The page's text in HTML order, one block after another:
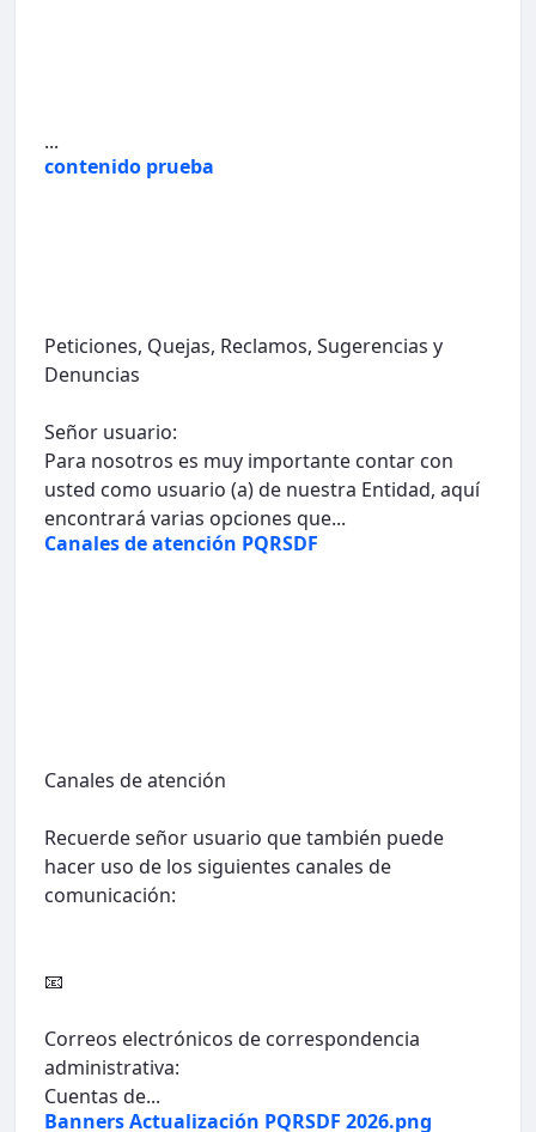
...
contenido prueba
Peticiones, Quejas, Reclamos, Sugerencias y
Denuncias
Señor usuario:
Para nosotros es muy importante contar con
usted como usuario (a) de nuestra Entidad, aquí
encontrará varias opciones que...
Canales de atención PQRSDF
Canales de atención
Recuerde señor usuario que también puede
hacer uso de los siguientes canales de
comunicación:
📧
Correos electrónicos de correspondencia
administrativa:
Cuentas de...
Banners Actualización PQRSDF 2026.png